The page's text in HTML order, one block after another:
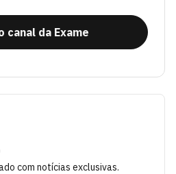
canal da Exame
com notícias exclusivas.